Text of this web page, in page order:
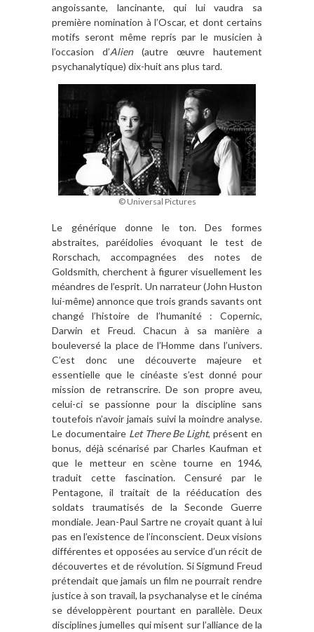
angoissante, lancinante, qui lui vaudra sa
première nomination à l’Oscar, et dont certains
motifs seront même repris par le musicienà
l’occasion d’Alien(autre œuvre hautement
psychanalytique) dix-huit ans plus tard.
© Universal Pictures
Le générique donne le ton. Des formes
abstraites, paréidoliesévoquant le test de
Rorschach, accompagnées des notes de
Goldsmith, cherchent à figurer visuellement les
méandres de l’esprit. Un narrateur (John Huston
lui-même) annonce que trois grands savants ont
changé l’histoire de l’humanité : Copernic,
Darwin et Freud. Chacun à sa manière a
bouleversé la place de l’Homme dans l’univers.
C’est donc une découverte majeure et
essentielle que le cinéaste s’est donné pour
mission de retranscrire. De son propre aveu,
celui-ci se passionne pour la discipline sans
toutefois n’avoir jamais suivi la moindre analyse.
Le documentaire Let There Be Light, présent en
bonus, déjà scénarisé par Charles Kaufman et
que le metteur en scène tourne en 1946,
traduit cette fascination. Censuré par le
Pentagone, il traitait de la rééducation des
soldats traumatisés de la Seconde Guerre
mondiale. Jean-Paul Sartre ne croyait quant àlui
pas en l’existence de l’inconscient. Deux visions
différentes et opposées au service d’un récit de
découvertes et de révolution. Si Sigmund Freud
prétendait que jamais unfilm ne pourrait rendre
justiceà son travail, la psychanalyse et le cinéma
se développèrent pourtant en parallèle. Deux
disciplines jumelles qui misent sur l’alliance de la